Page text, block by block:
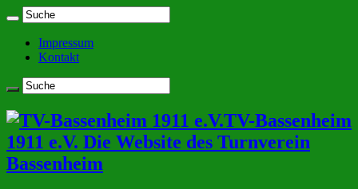
Impressum
Kontakt
TV-Bassenheim
1911 e.V. Die Website des Turnverein
Bassenheim